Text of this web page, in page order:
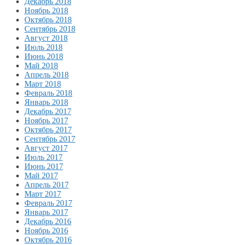
Ноябрь 2018
Октябрь 2018
Сентябрь 2018
Август 2018
Июль 2018
Июнь 2018
Май 2018
Апрель 2018
Март 2018
Февраль 2018
Январь 2018
Декабрь 2017
Ноябрь 2017
Октябрь 2017
Сентябрь 2017
Август 2017
Июль 2017
Июнь 2017
Май 2017
Апрель 2017
Март 2017
Февраль 2017
Январь 2017
Декабрь 2016
Ноябрь 2016
Октябрь 2016